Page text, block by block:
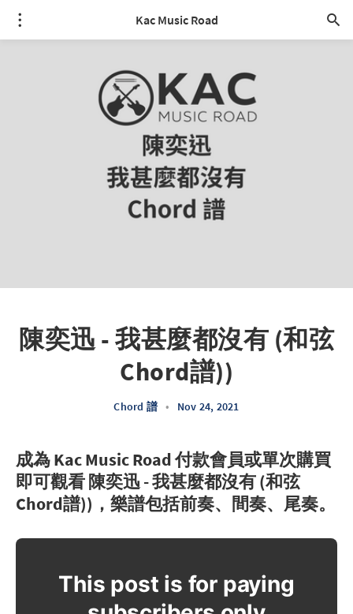
Kac Music Road
陳奕迅 - 我甚麼都沒有 (和弦
Chord譜))
Chord 譜 • Nov 24, 2021
成為 Kac Music Road 付款會員或單次購買
即可觀看 陳奕迅 - 我甚麼都沒有 (和弦
Chord譜))，樂譜包括前奏、間奏、尾奏。
This post is for paying